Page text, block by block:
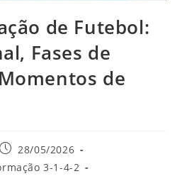
de Futebol:
Fases de
de
Post
published:
28/05/2026
3-1-4-2